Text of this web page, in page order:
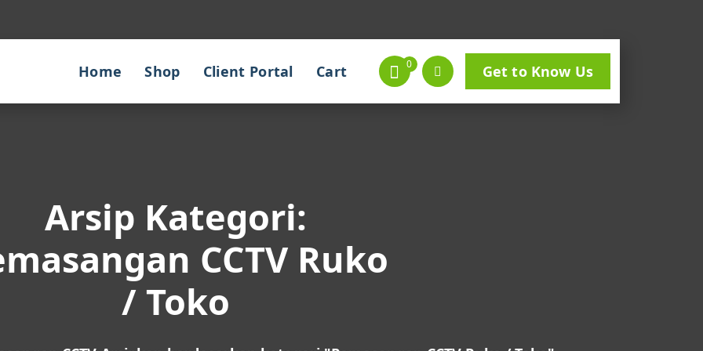
Home Shop Client Portal Cart 0 Get to Know Us
Arsip Kategori:
CCTV Ruko
/ Toko